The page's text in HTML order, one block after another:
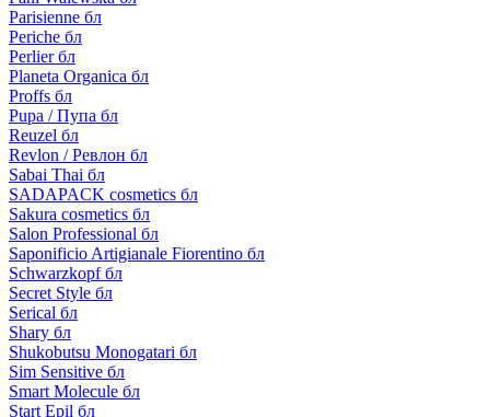
Parisienne бл
Periche бл
Perlier бл
Planeta Organica бл
Proffs бл
Pupa / Пупа бл
Reuzel бл
Revlon / Ревлон бл
Sabai Thai бл
SADAPACK cosmetics бл
Sakura cosmetics бл
Salon Professional бл
Saponificio Artigianale Fiorentino бл
Schwarzkopf бл
Secret Style бл
Serical бл
Shary бл
Shukobutsu Monogatari бл
Sim Sensitive бл
Smart Molecule бл
Start Epil бл